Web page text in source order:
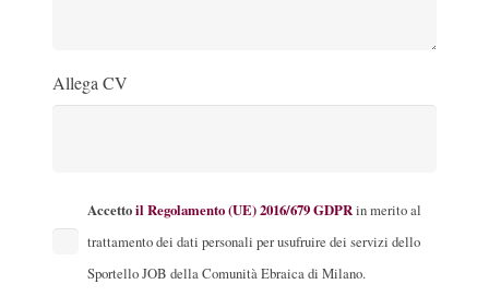
Allega CV
Accettoil Regolamento (UE) 2016/679 GDPRin merito al
trattamento dei dati personali per usufruire dei servizi dello
Sportello JOB della Comunità Ebraica di Milano.